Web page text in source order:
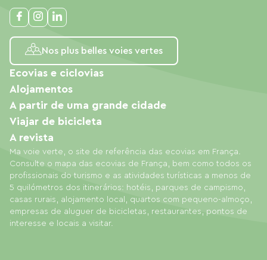
Nos plus belles voies vertes
Ma voie verte, o site de referência das ecovias em França.
Consulte o mapa das ecovias de França, bem como todos os
profissionais do turismo e as atividades turísticas a menos de
5 quilómetros dos itinerários: hotéis, parques de campismo,
casas rurais, alojamento local, quartos com pequeno-almoço,
empresas de aluguer de bicicletas, restaurantes, pontos de
interesse e locais a visitar.
Ecovias e ciclovias
Alojamentos
A partir de uma grande cidade
Viajar de bicicleta
A revista